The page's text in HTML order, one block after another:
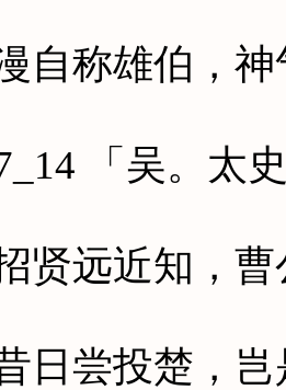
称雄伯，神
「吴。太史
远近知，曹
尝投楚，岂